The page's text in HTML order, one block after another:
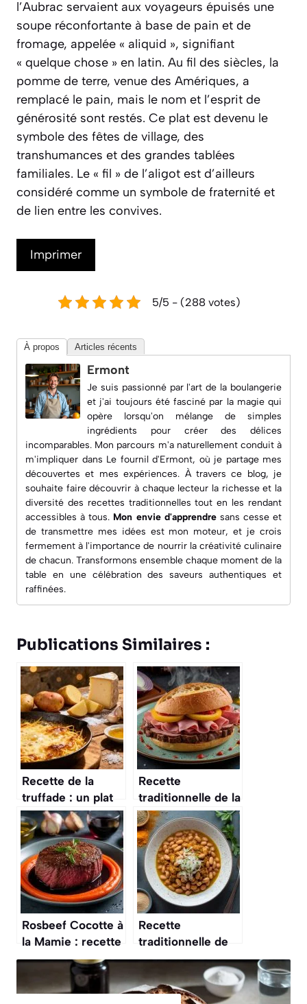
l’Aubrac servaient aux voyageurs épuisés une
soupe réconfortante à base de pain et de
fromage, appelée « aliquid », signifiant
« quelque chose » en latin. Au fil des siècles, la
pomme de terre, venue des Amériques, a
remplacé le pain, mais le nom et l’esprit de
générosité sont restés. Ce plat est devenu le
symbole des fêtes de village, des
transhumances et des grandes tablées
familiales. Le « fil » de l’aligot est d’ailleurs
considéré comme un symbole de fraternité et
de lien entre les convives.
Imprimer
5/5 - (288 votes)
À propos Articles récents
Ermont
Je suis passionné par l'art de la boulangerie
et j'ai toujours été fasciné par la magie qui
opère lorsqu'on mélange de simples
ingrédients pour créer des délices
incomparables. Mon parcours m'a naturellement conduit à
m'impliquer dans Le fournil d'Ermont, où je partage mes
découvertes et mes expériences. À travers ce blog, je
souhaite faire découvrir à chaque lecteur la richesse et la
diversité des recettes traditionnelles tout en les rendant
accessibles à tous. Mon envie d'apprendresans cesse et
de transmettre mes idées est mon moteur, et je crois
fermement à l'importance de nourrir la créativité culinaire
de chacun. Transformons ensemble chaque moment de la
table en une célébration des saveurs authentiques et
raffinées.
Publications Similaires :
Recette de la
truffade : un plat
traditionnel
auvergnat
savoureux
Recette
traditionnelle de la
Francesinha
portugaise
Rosbeef Cocotte à
la Mamie : recette
Traditionnelle
Savoureuse
Recette
traditionnelle de
loubia : délectez
vos papilles !